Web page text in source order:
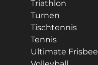
Triathlon
Turnen
Tischtennis
Tennis
Ultimate Frisbee